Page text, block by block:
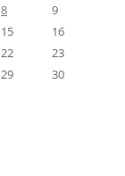
8
9
15
16
22
23
29
30